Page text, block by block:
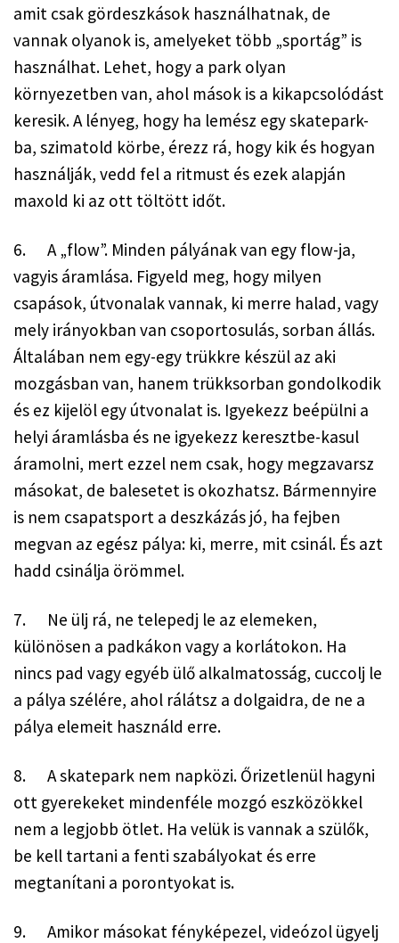
amit csak gördeszkások használhatnak, de
vannak olyanok is, amelyeket több „sportág” is
használhat. Lehet, hogy a park olyan
környezetben van, ahol mások is a kikapcsolódást
keresik. A lényeg, hogy ha lemész egy skatepark-
ba, szimatold körbe, érezz rá, hogy kik és hogyan
használják, vedd fel a ritmust és ezek alapján
maxold ki az ott töltött időt.
6.      A „flow”. Minden pályának van egy flow-ja,
vagyis áramlása. Figyeld meg, hogy milyen
csapások, útvonalak vannak, ki merre halad, vagy
mely irányokban van csoportosulás, sorban állás.
Általában nem egy-egy trükkre készül az aki
mozgásban van, hanem trükksorban gondolkodik
és ez kijelöl egy útvonalat is. Igyekezz beépülni a
helyi áramlásba és ne igyekezz keresztbe-kasul
áramolni, mert ezzel nem csak, hogy megzavarsz
másokat, de balesetet is okozhatsz. Bármennyire
is nem csapatsport a deszkázás jó, ha fejben
megvan az egész pálya: ki, merre, mit csinál. És azt
hadd csinálja örömmel.
7.      Ne ülj rá, ne telepedj le az elemeken,
különösen a padkákon vagy a korlátokon. Ha
nincs pad vagy egyéb ülő alkalmatosság, cuccolj le
a pálya szélére, ahol rálátsz a dolgaidra, de ne a
pálya elemeit használd erre.
8.      A skatepark nem napközi. Őrizetlenül hagyni
ott gyerekeket mindenféle mozgó eszközökkel
nem a legjobb ötlet. Ha velük is vannak a szülők,
be kell tartani a fenti szabályokat és erre
megtanítani a porontyokat is.
9.      Amikor másokat fényképezel, videózol ügyelj